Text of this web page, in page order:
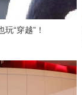
“穿越”！